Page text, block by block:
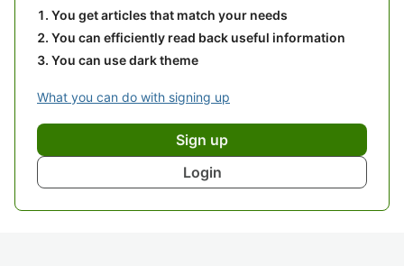
You get articles that match your needs
You can efficiently read back useful information
You can use dark theme
What you can do with signing up
Sign up
Login